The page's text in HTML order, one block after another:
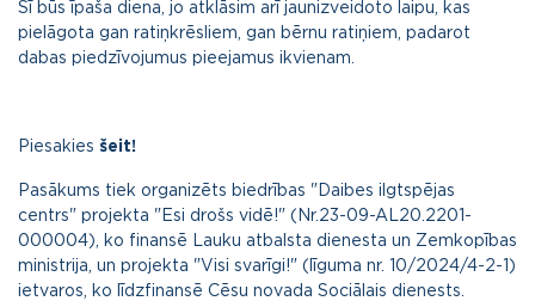
Šī būs īpaša diena, jo atklāsim arī jaunizveidoto laipu, kas
pielāgota gan ratiņkrēsliem, gan bērnu ratiņiem, padarot
dabas piedzīvojumus pieejamus ikvienam.
Piesakies šeit!
Pasākums tiek organizēts biedrības "Daibes ilgtspējas
centrs" projekta "Esi drošs vidē!" (Nr.23-09-AL20.2201-
000004), ko finansē Lauku atbalsta dienesta un Zemkopības
ministrija, un projekta "Visi svarīgi!" (līguma nr. 10/2024/4-2-1)
ietvaros, ko līdzfinansē Cēsu novada Sociālais dienests.